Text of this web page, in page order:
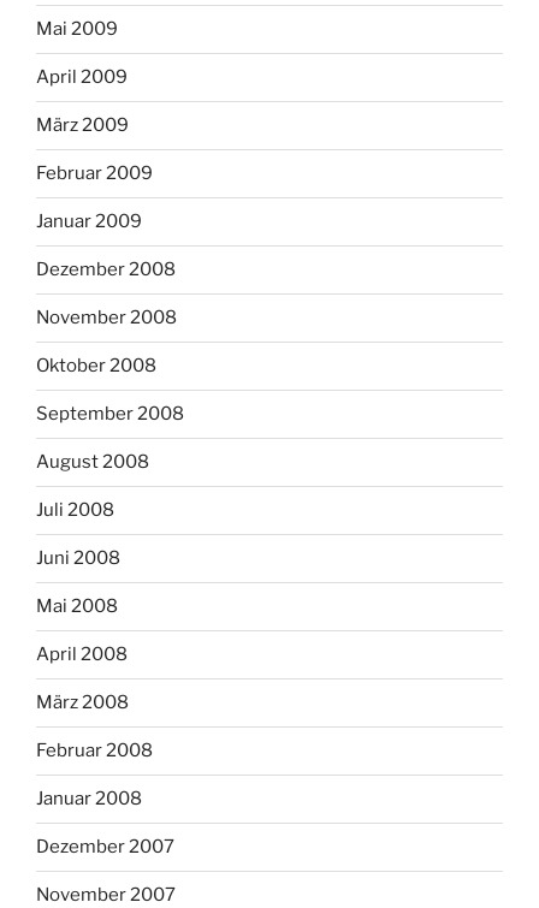
Mai 2009
April 2009
März 2009
Februar 2009
Januar 2009
Dezember 2008
November 2008
Oktober 2008
September 2008
August 2008
Juli 2008
Juni 2008
Mai 2008
April 2008
März 2008
Februar 2008
Januar 2008
Dezember 2007
November 2007